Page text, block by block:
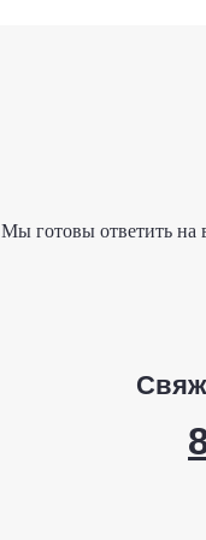
Мы готовы ответить на